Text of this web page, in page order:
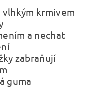
krmivem
a nechat
zabraňují
guma